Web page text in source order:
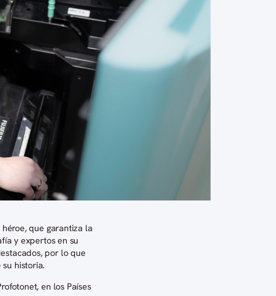
que garantiza la
y expertos en su
por lo que
historia.
en los Países